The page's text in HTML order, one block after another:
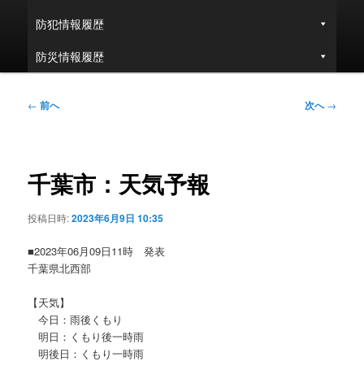
ュ
防犯情報履歴
防災情報履歴
投
ゲ
ー
ョ
← 前へ 次へ→
千葉市：天気予報
投稿日時:2023年6月9日 10:35
■2023年06月09日11時 発表
千葉県北西部
【天気】
今日：雨後くもり
明日：くもり後一時雨
明後日：くもり一時雨